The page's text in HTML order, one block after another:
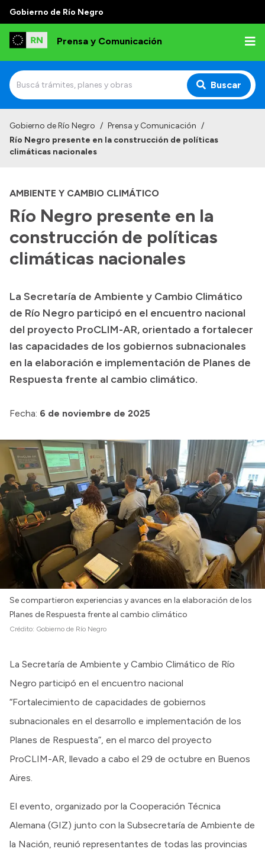
Gobierno de Río Negro
Prensa y Comunicación
Buscar
Institucional
Referentes de prensa
Archivo de noticias
Transparencia
Boletín Oficial
Compras y licitaciones
Consulta de expedientes
Consulta de pago a proveedores
Convocatorias
Gobierno de Río Negro / Prensa y Comunicación /
Río Negro presente en la construcción de políticas
climáticas nacionales
AMBIENTE Y CAMBIO CLIMÁTICO
Río Negro presente en la
construcción de políticas
climáticas nacionales
La Secretaría de Ambiente y Cambio Climático
de Río Negro participó en el encuentro nacional
del proyecto ProCLIM-AR, orientado a fortalecer
las capacidades de los gobiernos subnacionales
en la elaboración e implementación de Planes de
Respuesta frente al cambio climático.
Fecha: 6 de noviembre de 2025
Se compartieron experiencias y avances en la elaboración de los
Planes de Respuesta frente al cambio climático
Crédito: Gobierno de Río Negro
La Secretaría de Ambiente y Cambio Climático de Río
Negro participó en el encuentro nacional
“Fortalecimiento de capacidades de gobiernos
subnacionales en el desarrollo e implementación de los
Planes de Respuesta”, en el marco del proyecto
ProCLIM-AR, llevado a cabo el 29 de octubre en Buenos
Aires.
El evento, organizado por la Cooperación Técnica
Alemana (GIZ) junto con la Subsecretaría de Ambiente de
la Nación, reunió representantes de todas las provincias